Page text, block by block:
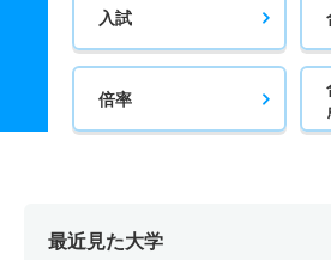
入試
倍率
最近見た大学